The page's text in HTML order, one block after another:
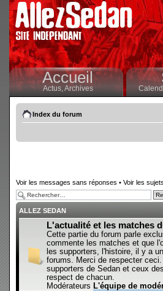
Accueil
Actus,Archives
Index du forum
Voir les messages sans réponses • Voir les
ALLEZ SEDAN
L'actualité et les matches
Cette partie du forum parle
commente les matches et que
les supporters, l'histoire, il y a
forums. Merci de respecter
supporters de Sedan et ceux
respect de chacun.
Modérateurs L'équipe de